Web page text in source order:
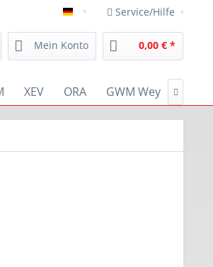
deutsch Service/Hilfe
Mein Konto 0,00 € *
XEV ORA GWM Wey 